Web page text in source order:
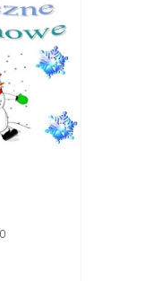
0